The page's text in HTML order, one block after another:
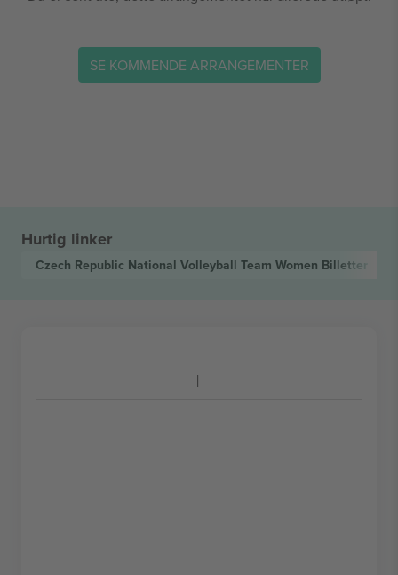
SE KOMMENDE ARRANGEMENTER
Hurtig linker
Czech Republic National Volleyball Team Women Billetter